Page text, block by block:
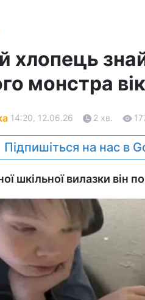
хлопець
монстра
14:20, 12.06.26 2 хв.
Підпишіться на нас в
шкільної вилазки він